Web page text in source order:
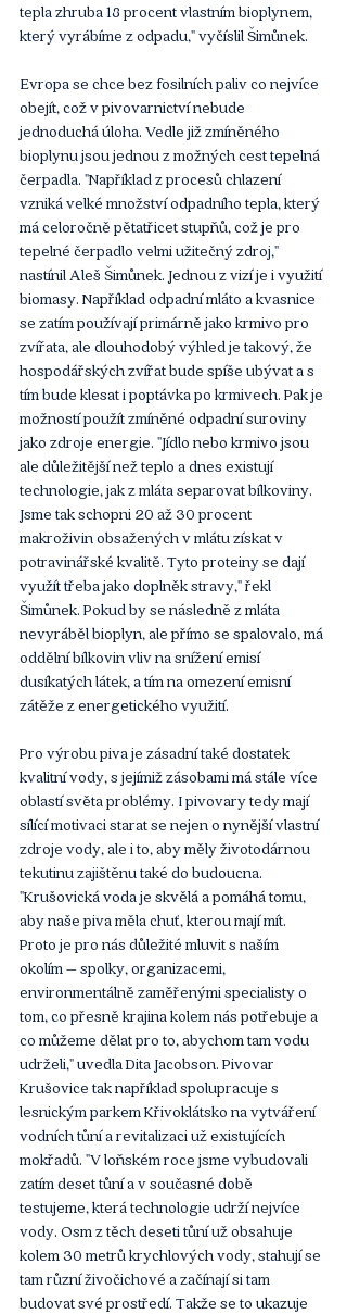
tepla zhruba 18 procent vlastním bioplynem,
který vyrábíme z odpadu," vyčíslil Šimůnek.
Evropa se chce bez fosilních paliv co nejvíce
obejít, což v pivovarnictví nebude
jednoduchá úloha. Vedle již zmíněného
bioplynu jsou jednou z možných cest tepelná
čerpadla. "Například z procesů chlazení
vzniká velké množství odpadního tepla, který
má celoročně pětatřicet stupňů, což je pro
tepelné čerpadlo velmi užitečný zdroj,"
nastínil Aleš Šimůnek. Jednou z vizí je i využití
biomasy. Například odpadní mláto a kvasnice
se zatím používají primárně jako krmivo pro
zvířata, ale dlouhodobý výhled je takový, že
hospodářských zvířat bude spíše ubývat a s
tím bude klesat i poptávka po krmivech. Pak je
možností použít zmíněné odpadní suroviny
jako zdroje energie. "Jídlo nebo krmivo jsou
ale důležitější než teplo a dnes existují
technologie, jak z mláta separovat bílkoviny.
Jsme tak schopni 20 až 30 procent
makroživin obsažených v mlátu získat v
potravinářské kvalitě. Tyto proteiny se dají
využít třeba jako doplněk stravy," řekl
Šimůnek. Pokud by se následně z mláta
nevyráběl bioplyn, ale přímo se spalovalo, má
oddělní bílkovin vliv na snížení emisí
dusíkatých látek, a tím na omezení emisní
zátěže z energetického využití.
Pro výrobu piva je zásadní také dostatek
kvalitní vody, s jejímiž zásobami má stále více
oblastí světa problémy. I pivovary tedy mají
sílící motivaci starat se nejen o nynější vlastní
zdroje vody, ale i to, aby měly životodárnou
tekutinu zajištěnu také do budoucna.
"Krušovická voda je skvělá a pomáhá tomu,
aby naše piva měla chuť, kterou mají mít.
Proto je pro nás důležité mluvit s naším
okolím – spolky, organizacemi,
environmentálně zaměřenými specialisty o
tom, co přesně krajina kolem nás potřebuje a
co můžeme dělat pro to, abychom tam vodu
udrželi," uvedla Dita Jacobson. Pivovar
Krušovice tak například spolupracuje s
lesnickým parkem Křivoklátsko na vytváření
vodních tůní a revitalizaci už existujících
mokřadů. "V loňském roce jsme vybudovali
zatím deset tůní a v současné době
testujeme, která technologie udrží nejvíce
vody. Osm z těch deseti tůní už obsahuje
kolem 30 metrů krychlových vody, stahují se
tam různí živočichové a začínají si tam
budovat své prostředí. Takže se to ukazuje